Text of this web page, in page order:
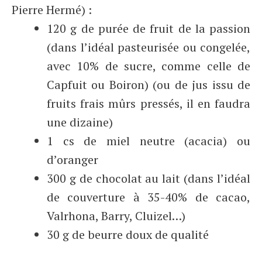
Pierre Hermé) :
120 g de purée de fruit de la passion
(dans l’idéal pasteurisée ou congelée,
avec 10% de sucre, comme celle de
Capfuit ou Boiron) (ou de jus issu de
fruits frais mûrs pressés, il en faudra
une dizaine)
1 cs de miel neutre (acacia) ou
d’oranger
300 g de chocolat au lait (dans l’idéal
de couverture à 35-40% de cacao,
Valrhona, Barry, Cluizel…)
30 g de beurre doux de qualité